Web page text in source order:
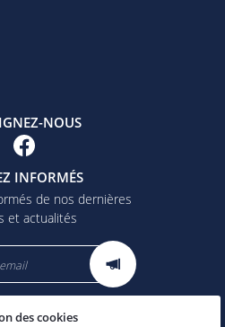
NOUS
INFORMÉS
de nos dernières
et actualités
Légales
des cookies